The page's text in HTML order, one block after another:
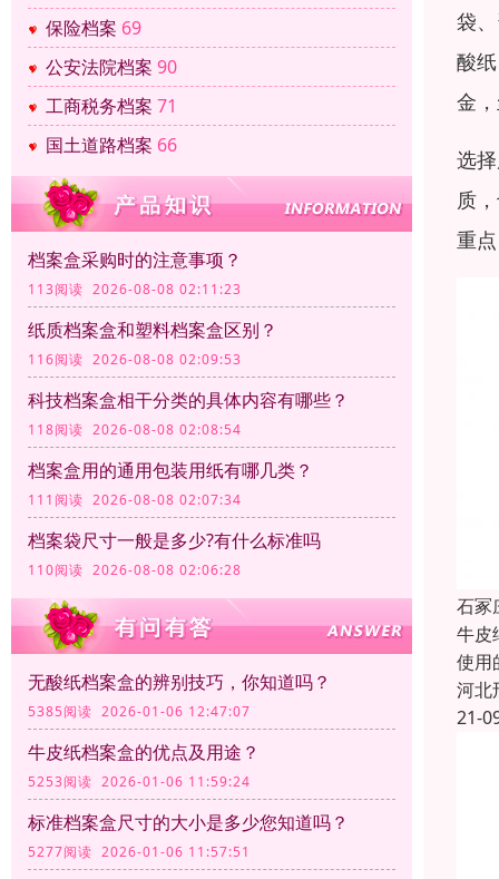
保险档案 69
公安法院档案 90
工商税务档案 71
国土道路档案 66
档案盒采购时的注意事项？
113阅读 2026-08-08 02:11:23
纸质档案盒和塑料档案盒区别？
116阅读 2026-08-08 02:09:53
科技档案盒相干分类的具体内容有哪些？
118阅读 2026-08-08 02:08:54
档案盒用的通用包装用纸有哪几类？
111阅读 2026-08-08 02:07:34
档案袋尺寸一般是多少?有什么标准吗
110阅读 2026-08-08 02:06:28
无酸纸档案盒的辨别技巧，你知道吗？
5385阅读 2026-01-06 12:47:07
牛皮纸档案盒的优点及用途？
5253阅读 2026-01-06 11:59:24
标准档案盒尺寸的大小是多少您知道吗？
5277阅读 2026-01-06 11:57:51
袋
酸
金
选
质
重
石冢
牛皮
使用
河北
21-